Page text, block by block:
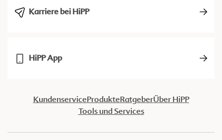
Karriere bei HiPP
HiPP App
KundenserviceProdukteRatgeberÜber HiPP
Tools und Services